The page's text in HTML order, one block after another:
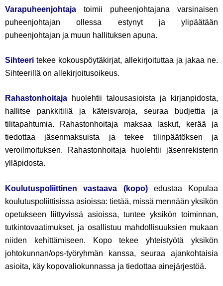
Varapuheenjohtaja toimii puheenjohtajana varsinaisen
puheenjohtajan ollessa estynyt ja ylipäätään
puheenjohtajan ja muun hallituksen apuna.
Sihteeri tekee kokouspöytäkirjat, allekirjoituttaa ja jakaa ne.
Sihteerillä on allekirjoitusoikeus.
Rahastonhoitaja huolehtii talousasioista ja kirjanpidosta,
hallitse pankkitiliä ja käteisvaroja, seuraa budjettia ja
tilitapahtumia. Rahastonhoitaja maksaa laskut, kerää ja
tiedottaa jäsenmaksuista ja tekee tilinpäätöksen ja
veroilmoituksen. Rahastonhoitaja huolehtii jäsenrekisterin
ylläpidosta.
Koulutuspoliittinen vastaava (kopo)edustaa Kopulaa
koulutuspoliittisissa asioissa: tietää, missä mennään yksikön
opetukseen liittyvissä asioissa, tuntee yksikön toiminnan,
tutkintovaatimukset, ja osallistuu mahdollisuuksien mukaan
niiden kehittämiseen. Kopo tekee yhteistyötä yksikön
johtokunnan/ops-työryhmän kanssa, seuraa ajankohtaisia
asioita, käy kopovaliokunnassa ja tiedottaa ainejärjestöä.